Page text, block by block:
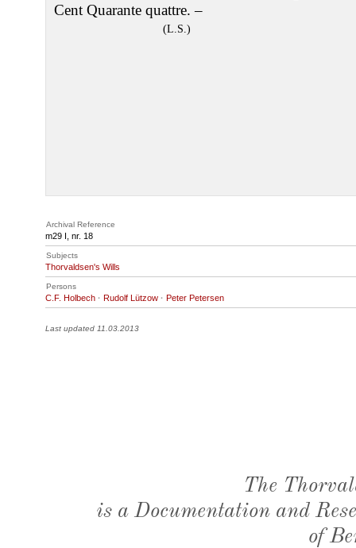
Cent Quarante quattre. –
(L.S.)
Archival Reference
m29 I, nr. 18
Subjects
Thorvaldsen's Wills
Persons
C.F. Holbech · Rudolf Lützow · Peter Petersen
Last updated 11.03.2013
The
is a Documentation and
of